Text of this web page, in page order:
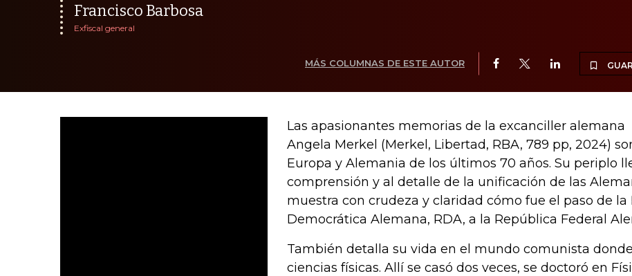
Francisco Barbosa
Exfiscal general
MÁS COLUMNAS DE ESTE AUTOR
Las apasionantes memorias de la excanciller alemana
Angela Merkel (Merkel, Libertad, RBA, 789 pp, 2024)
Europa y Alemania de los últimos 70 años. Su periplo
comprensión y al detalle de la unificación de las
muestra con crudeza y claridad cómo fue el paso de la
Democrática Alemana, RDA, a la República Federal
También detalla su vida en el mundo comunista
ciencias físicas. Allí se casó dos veces, se doctoró en